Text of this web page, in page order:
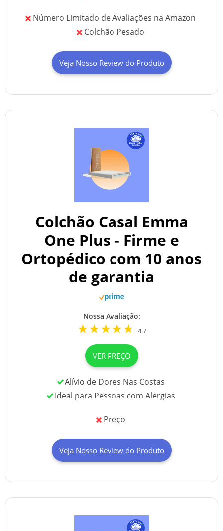
Número Limitado de Avaliações na Amazon
Colchão Pesado
Veja Nosso Review do Produto
Colchão Casal Emma
One Plus - Firme e
Ortopédico com 10 anos
de garantia
Nossa Avaliação:
4.7
VER PREÇO
Alívio de Dores Nas Costas
Ideal para Pessoas com Alergias
Preço
Veja Nosso Review do Produto